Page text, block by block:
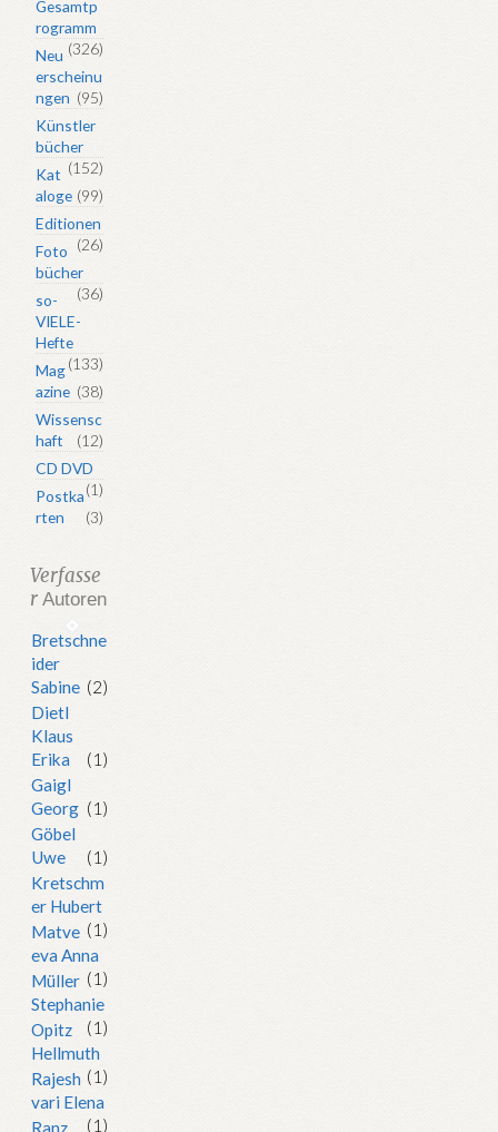
Gesamtp
rogramm
(326)
Neu
erscheinu
ngen (95)
Künstler
bücher
(152)
Kat
aloge (99)
Editionen
(26)
Foto
bücher
(36)
so-
VIELE-
Hefte
(133)
Mag
azine (38)
Wissensc
haft
(12)
CD DVD
(1)
Postka
rten
(3)
Verfasse
r Autoren
Bretschne
ider
Sabine (2)
Dietl
Klaus
Erika
(1)
Gaigl
Georg (1)
Göbel
Uwe
(1)
Kretschm
er Hubert
(1)
Matve
eva Anna
(1)
Müller
Stephanie
(1)
Opitz
Hellmuth
(1)
Rajesh
vari Elena
(1)
Ranz